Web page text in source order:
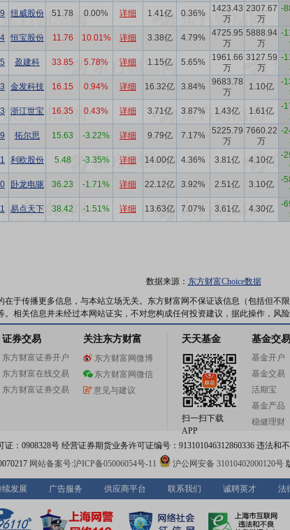
纽威股份 51.78 0.00% 详细 1.41亿 0.36%
1423.43
万
2307.67
万
-
恒宝股份 11.76 10.01% 详细 3.38亿 4.79%
4725.95
万
5888.94
万
-
盈建科 33.85 5.78% 详细 1.15亿 5.65%
1961.66
万
3127.59
万
-
金发科技 16.15 0.94% 详细 16.32亿 3.84%
9683.78
万
1.10亿
-
浙江世宝 16.35 0.43% 详细 3.71亿 3.87% 1.43亿 1.61亿
-
拓尔思 15.63 -3.22% 详细 9.79亿 7.17%
5225.79
万
7660.22
万
-
利欧股份 5.48 -3.35% 详细 14.00亿 4.36% 3.81亿 4.10亿
-
卧龙电驱 36.23 -1.71% 详细 22.12亿 3.92% 2.51亿 3.10亿
-
易点天下 38.42 -1.51% 详细 13.63亿 7.07% 3.61亿 4.30亿
-
数据来源： 东方财富Choice数据
在于传播更多信息，与本站立场无关。东方财富网不保证该信息（包括但不
相关信息并未经过本网站证实，不对您构成任何投资建议，据此操作，风险
证券交易
东方财富证券开户
东方财富在线交易
东方财富证券交易
关注东方财富
东方财富网微博
东方财富网微信
意见与建议
天天基金
扫一扫下载
APP
基金交易
基金开户
基金交易
活期宝
基金产品
稳健理财
：0908328号 经营证券期货业务许可证编号：913101046312860336 违法和
网站备案号:沪ICP备05006054号-11 沪公网安备 31010402000120号
续发展 广告服务 供应商平台 联系我们 诚聘英才 法